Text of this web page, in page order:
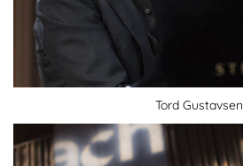
Tord Gustavsen